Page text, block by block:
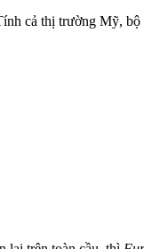
cả thị trường Mỹ,